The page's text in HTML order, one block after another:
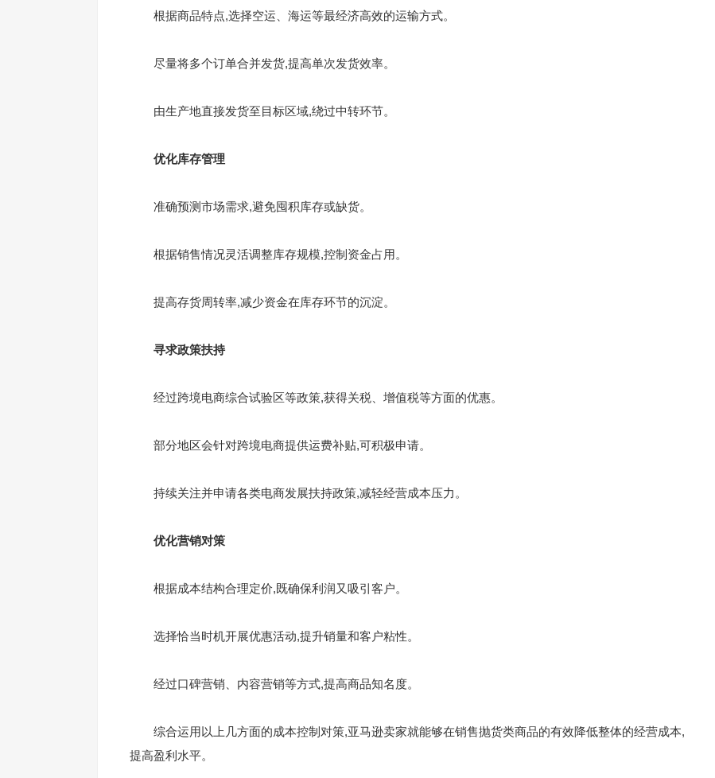
根据商品特点,选择空运、海运等最经济高效的运输方式。
尽量将多个订单合并发货,提高单次发货效率。
由生产地直接发货至目标区域,绕过中转环节。
优化库存管理
准确预测市场需求,避免囤积库存或缺货。
根据销售情况灵活调整库存规模,控制资金占用。
提高存货周转率,减少资金在库存环节的沉淀。
寻求政策扶持
经过跨境电商综合试验区等政策,获得关税、增值税等方面的优惠。
部分地区会针对跨境电商提供运费补贴,可积极申请。
持续关注并申请各类电商发展扶持政策,减轻经营成本压力。
优化营销对策
根据成本结构合理定价,既确保利润又吸引客户。
选择恰当时机开展优惠活动,提升销量和客户粘性。
经过口碑营销、内容营销等方式,提高商品知名度。
综合运用以上几方面的成本控制对策,亚马逊卖家就能够在销售抛货类商品的有效降低整体的经营成本,
提高盈利水平。